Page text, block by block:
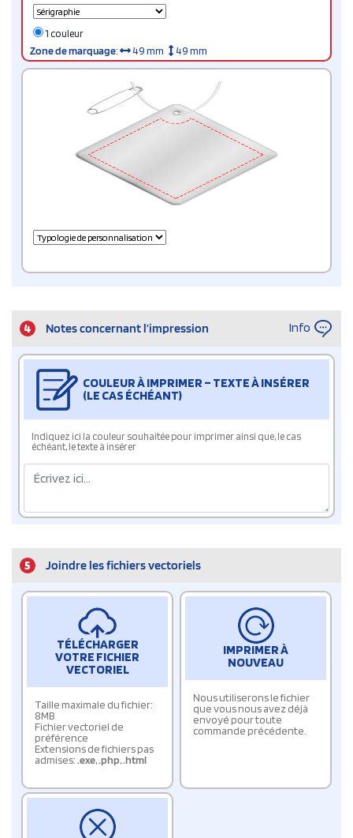
1 couleur
Zone de marquage: 49 mm 49 mm
4 Notes concernant l’impression Info
COULEUR À IMPRIMER – TEXTE À INSÉRER
(LE CAS ÉCHÉANT)
Indiquez ici la couleur souhaitée pour imprimer ainsi que, le cas
échéant, le texte à insérer
5 Joindre les fichiers vectoriels
TÉLÉCHARGER
VOTRE FICHIER
VECTORIEL
Taille maximale du fichier:
8MB
Fichier vectoriel de
préférence
Extensions de fichiers pas
admises:.exe,.php,.html
IMPRIMER À
NOUVEAU
Nous utiliserons le fichier
que vous nous avez déjà
envoyé pour toute
commande précédente.